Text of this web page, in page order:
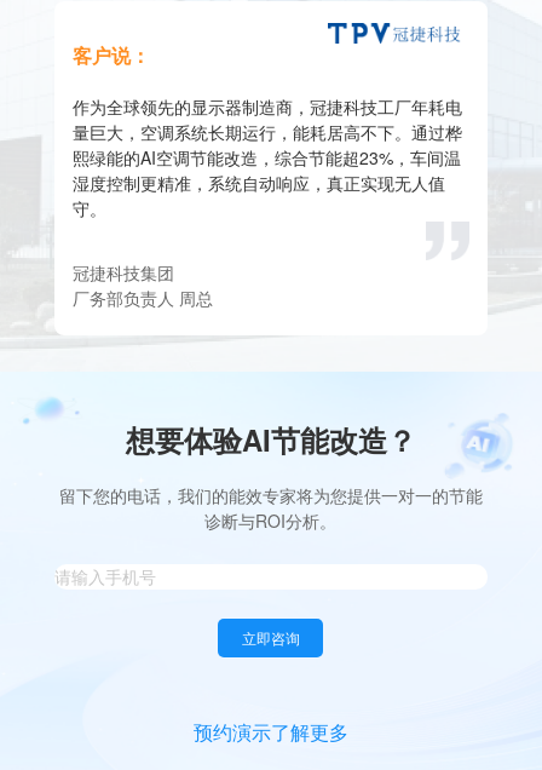
客户说：
作为全球领先的显示器制造商，冠捷科技工厂年耗电
量巨大，空调系统长期运行，能耗居高不下。通过桦
熙绿能的AI空调节能改造，综合节能超23%，车间温
湿度控制更精准，系统自动响应，真正实现无人值
守。
冠捷科技集团
厂务部负责人 周总
想要体验AI节能改造？
留下您的电话，我们的能效专家将为您提供一对一的节能
诊断与ROI分析。
立即咨询
预约演示了解更多